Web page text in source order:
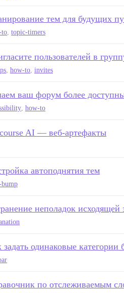
тем для будущих
to, topic-timers
пользователей в
, how-to, invites
ваш форум более
, how-to
AI — веб-артефакты
автоподнятия тем
bump
неполадок
задать одинаковые категории
по отслеживаемым